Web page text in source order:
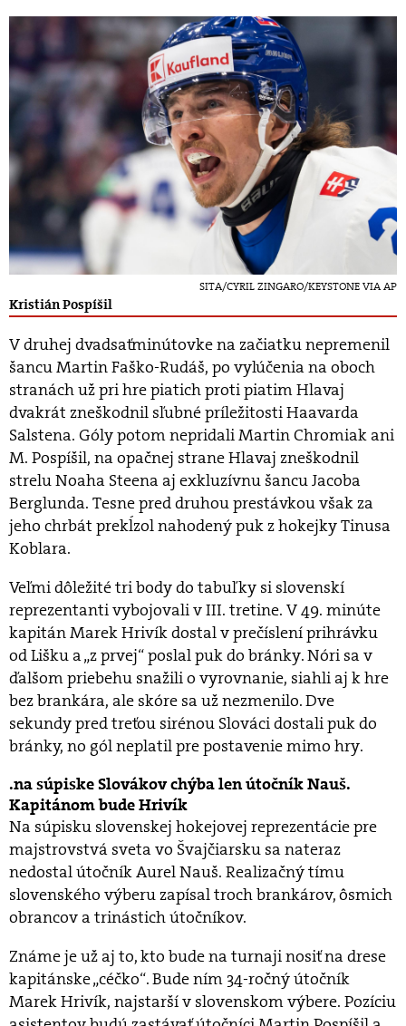
SITA/CYRIL ZINGARO/KEYSTONE VIA AP
Kristián Pospíšil
V druhej dvadsaťminútovke na začiatku nepremenil
šancu Martin Faško-Rudáš, po vylúčenia na oboch
stranách už pri hre piatich proti piatim Hlavaj
dvakrát zneškodnil sľubné príležitosti Haavarda
Salstena. Góly potom nepridali Martin Chromiak ani
M. Pospíšil, na opačnej strane Hlavaj zneškodnil
strelu Noaha Steena aj exkluzívnu šancu Jacoba
Berglunda. Tesne pred druhou prestávkou však za
jeho chrbát prekĺzol nahodený puk z hokejky Tinusa
Koblara.
Veľmi dôležité tri body do tabuľky si slovenskí
reprezentanti vybojovali v III. tretine. V 49. minúte
kapitán Marek Hrivík dostal v prečíslení prihrávku
od Lišku a „z prvej“ poslal puk do bránky. Nóri sa v
ďalšom priebehu snažili o vyrovnanie, siahli aj k hre
bez brankára, ale skóre sa už nezmenilo. Dve
sekundy pred treťou sirénou Slováci dostali puk do
bránky, no gól neplatil pre postavenie mimo hry.
na súpiske Slovákov chýba len útočník Nauš.
Kapitánom bude Hrivík
Na súpisku slovenskej hokejovej reprezentácie pre
majstrovstvá sveta vo Švajčiarsku sa nateraz
nedostal útočník Aurel Nauš. Realizačný tímu
slovenského výberu zapísal troch brankárov, ôsmich
obrancov a trinástich útočníkov.
Známe je už aj to, kto bude na turnaji nosiť na drese
kapitánske „céčko“. Bude ním 34-ročný útočník
Marek Hrivík, najstarší v slovenskom výbere. Pozíciu